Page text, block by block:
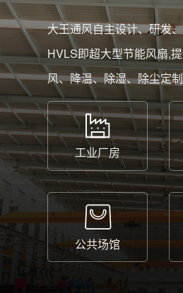
大王通风自主设计、研发
HVLS即超大型节能风扇,
风、降温、除湿、除尘定
工业厂房
公共场馆